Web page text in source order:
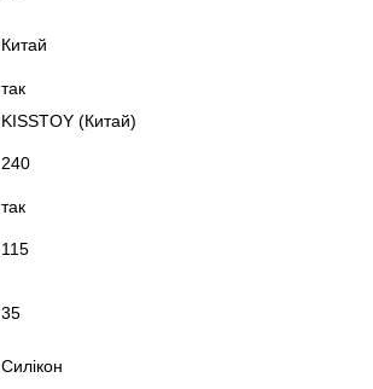
Китай
так
KISSTOY (Китай)
240
так
115
35
Силікон